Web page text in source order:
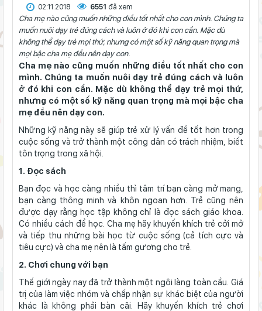
02.11.2018 6551 đã xem
Cha mẹ nào cũng muốn những điều tốt nhất cho con mình. Chúng ta
muốn nuôi dạy trẻ đúng cách và luôn ở đó khi con cần. Mặc dù
không thể dạy trẻ mọi thứ, nhưng có một số kỹ năng quan trọng mà
mọi bậc cha mẹ đều nên dạy con.
Cha mẹ nào cũng muốn những điều tốt nhất cho con
mình. Chúng ta muốn nuôi dạy trẻ đúng cách và luôn
ở đó khi con cần. Mặc dù không thể dạy trẻ mọi thứ,
nhưng có một số kỹ năng quan trọng mà mọi bậc cha
mẹ đều nên dạy con.
Những kỹ năng này sẽ giúp trẻ xử lý vấn đề tốt hơn trong
cuộc sống và trở thành một công dân có trách nhiệm, biết
tôn trọng trong xã hội.
1. Đọc sách
Bạn đọc và học càng nhiều thì tâm trí bạn càng mở mang,
bạn càng thông minh và khôn ngoan hơn. Trẻ cũng nên
được dạy rằng học tập không chỉ là đọc sách giáo khoa.
Có nhiều cách để học. Cha mẹ hãy khuyến khích trẻ cởi mở
và tiếp thu những bài học từ cuộc sống (cả tích cực và
tiêu cực) và cha mẹ nên là tấm gương cho trẻ.
2. Chơi chung với bạn
Thế giới ngày nay đã trở thành một ngôi làng toàn cầu. Giá
trị của làm việc nhóm và chấp nhận sự khác biệt của người
khác là không phải bàn cãi. Hãy khuyến khích trẻ chơi